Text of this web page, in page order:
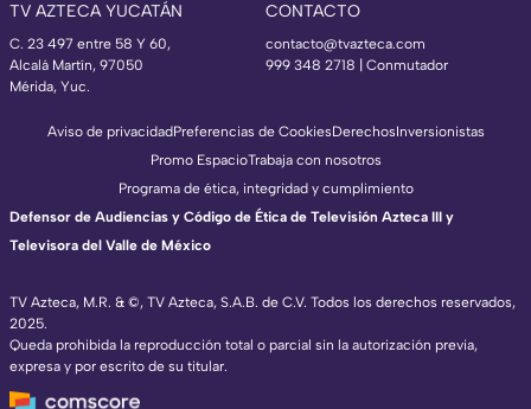
TV AZTECA YUCATÁN
C. 23 497 entre 58 Y 60,
Alcalá Martín, 97050
Mérida, Yuc.
CONTACTO
contacto@tvazteca.com
999 348 2718 | Conmutador
TV Azteca, M.R. & ©, TV Azteca, S.A.B. de C.V. Todos los derechos reservados,
2025.
Queda prohibida la reproducción total o parcial sin la autorización previa,
expresa y por escrito de su titular.
Aviso de privacidadPreferencias de CookiesDerechosInversionistas
Promo EspacioTrabaja con nosotros
Programa de ética, integridad y cumplimiento
Defensor de Audiencias y Código de Ética de Televisión Azteca III y
Televisora del Valle de México